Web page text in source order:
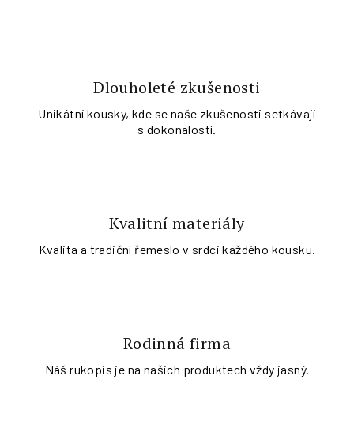
Dlouholeté zkušenosti
Unikátní kousky, kde se naše zkušenosti setkávají
s dokonalostí.
Kvalitní materiály
Kvalita a tradiční řemeslo v srdci každého kousku.
Rodinná firma
Náš rukopis je na našich produktech vždy jasný.